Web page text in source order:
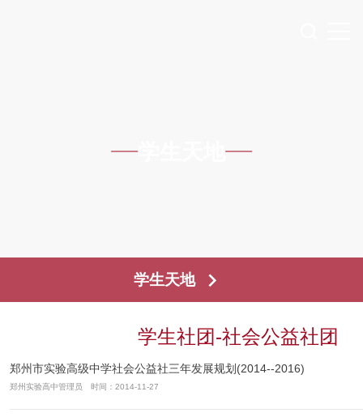
学生天地
学生社团-社会公益社团
郑州市实验高级中学社会公益社三年发展规划(2014--2016)
郑州实验高中管理员 时间：2014-11-27